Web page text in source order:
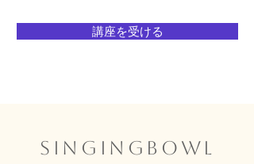
講座を受ける
Singingbowl